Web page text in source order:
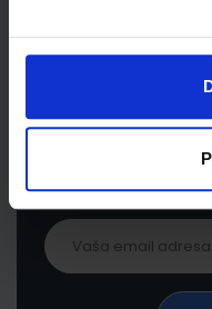
Prijavite se kako
proizvodima i